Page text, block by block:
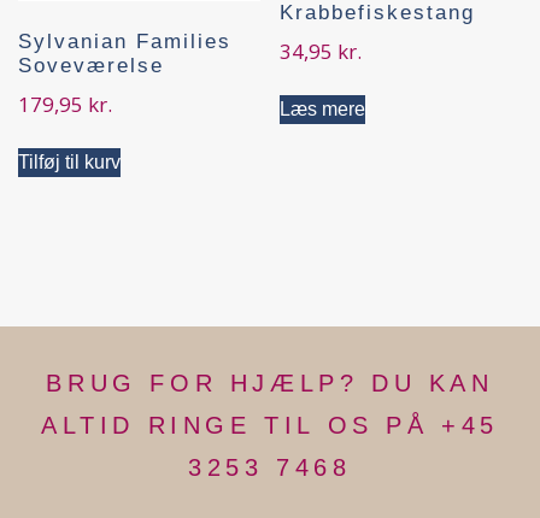
Sylvanian Families
Soveværelse
179,95 kr.
Tilføj til kurv
Krabbefiskestang
34,95 kr.
Læs mere
BRUG FOR HJÆLP? DU KAN
ALTID RINGE TIL OS PÅ +45
3253 7468